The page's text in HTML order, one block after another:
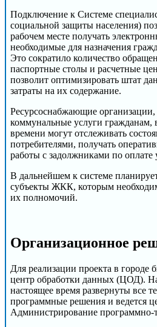
Подключение к Системе
социальной защиты населения)
рабочем месте получать
необходимые для назначения
Это сократило количество
паспортные столы и расчетные
позволит оптимизировать штат
затраты на их содержание.
Ресурсоснабжающие
коммунальные услуги гражданам,
времени могут отслеживать
потребителями, получать
работы с задолжниками по оплате
В дальнейшем к системе
субъекты ЖКК, которым
их полномочий.
Организационное
Для реализации проекта в городе
центр обработки данных (ЦОД).
настоящее время развернуты все
программные решения и ведется
Администрирование программно-